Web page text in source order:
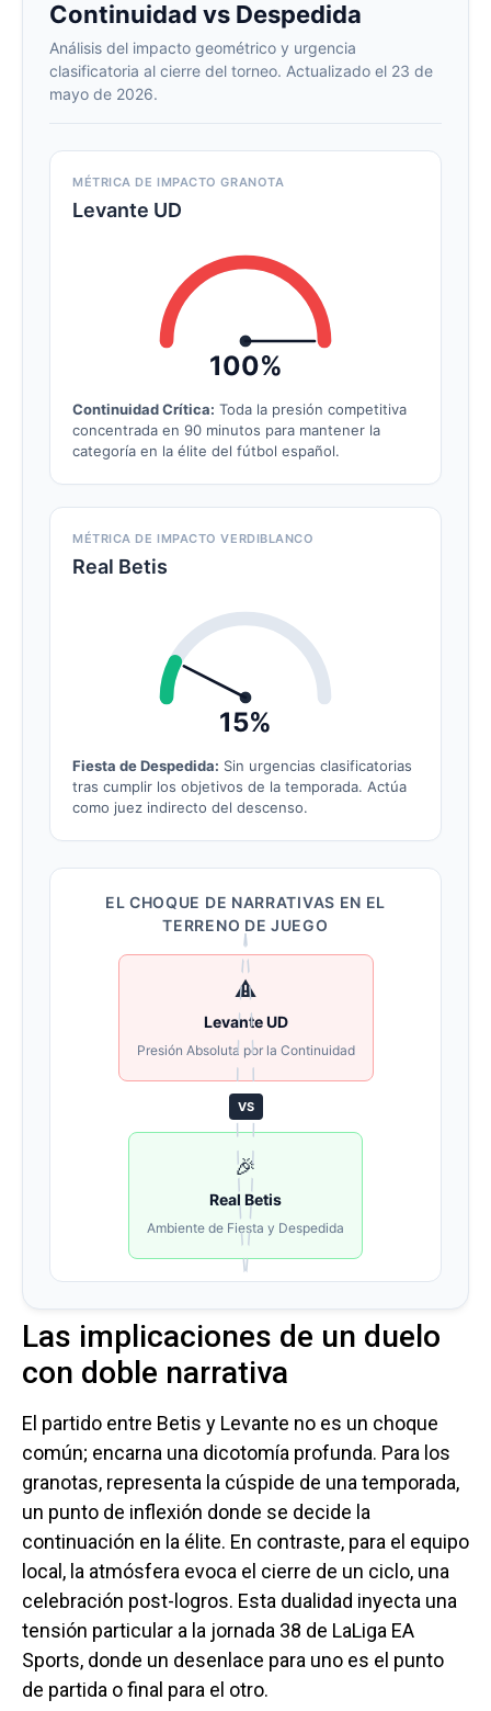
Las implicaciones de un duelo
con doble narrativa
El partido entre Betis y Levante no es un choque
común; encarna una dicotomía profunda. Para los
granotas, representa la cúspide de una temporada,
un punto de inflexión donde se decide la
continuación en la élite. En contraste, para el equipo
local, la atmósfera evoca el cierre de un ciclo, una
celebración post-logros. Esta dualidad inyecta una
tensión particular a la jornada 38 de LaLiga EA
Sports, donde un desenlace para uno es el punto
de partida o final para el otro.